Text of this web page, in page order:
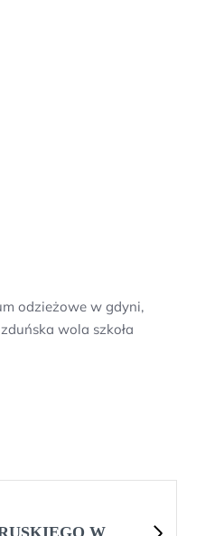
odzieżowe w gdyni,
wola szkoła
W